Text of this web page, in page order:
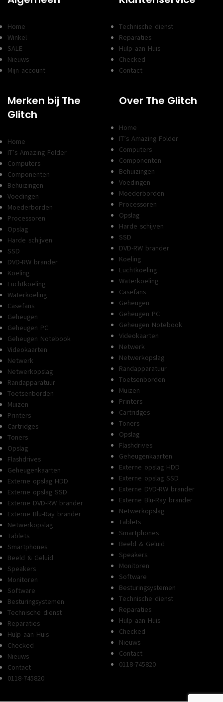
Home
Winkel
SALE
Nieuws
Mijn account
Technische dienst
Reparaties
Hulp aan Huis
Checked
Contact
Merken bij The
Glitch
Home
IT’s Amazing Folder
Computers
Componenten
Behuizingen
Voedingen
Moederborden
Processoren
Opslag
Harde schijven
SSD
DVD-RW brander
Koeling
Luchtkoeling
Waterkoeling
Casefans
Geheugen
Geheugen PC
Geheugen Notebook
Videokaarten
Netwerk
Netwerkopslag
Randapparatuur
Toetsenborden
Muizen
Printers
Cartridges
Toners
Opslag
Flashdrives
Geheugenkaarten
Externe opslag HDD
Externe opslag SSD
Externe DVD-RW brander
Externe Blu-Ray brander
Netwerkopslag
Tablets
Smartphones
Beeld & Geluid
Speakers
Monitoren
Software
Besturingsystemen
Technische dienst
Reparaties
Hulp aan Huis
Checked
Nieuws
Contact
0118-745820
Over The Glitch
Home
IT’s Amazing Folder
Computers
Componenten
Behuizingen
Voedingen
Moederborden
Processoren
Opslag
Harde schijven
SSD
DVD-RW brander
Koeling
Luchtkoeling
Waterkoeling
Casefans
Geheugen
Geheugen PC
Geheugen Notebook
Videokaarten
Netwerk
Netwerkopslag
Randapparatuur
Toetsenborden
Muizen
Printers
Cartridges
Toners
Opslag
Flashdrives
Geheugenkaarten
Externe opslag HDD
Externe opslag SSD
Externe DVD-RW brander
Externe Blu-Ray brander
Netwerkopslag
Tablets
Smartphones
Beeld & Geluid
Speakers
Monitoren
Software
Besturingsystemen
Technische dienst
Reparaties
Hulp aan Huis
Checked
Nieuws
Contact
0118-745820